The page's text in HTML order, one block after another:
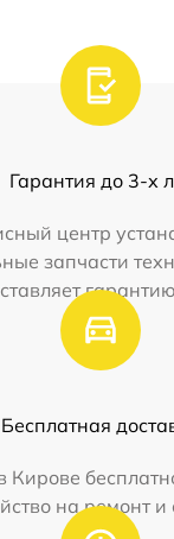
Гарантия до 3-х
центр
запчасти
Бесплатная
Кирове
на ремонт и